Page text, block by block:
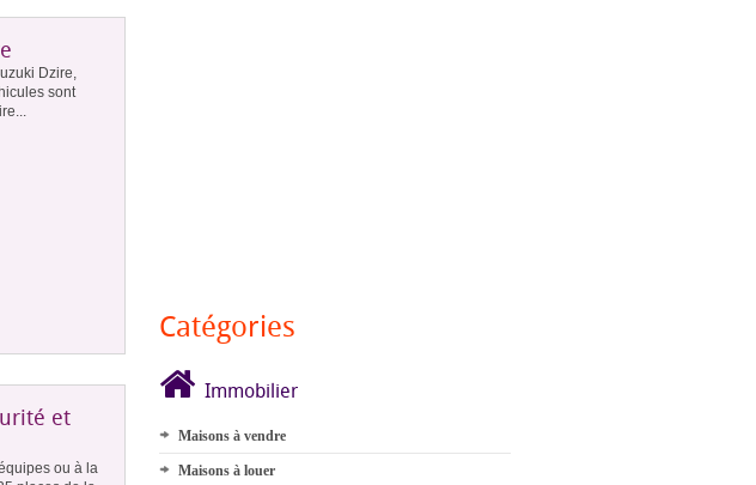
Dzire,
sont
et
ou à la
Catégories
Immobilier
Maisons à vendre
Maisons à louer